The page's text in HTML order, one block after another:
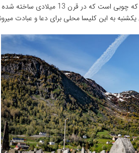
کلیسای رولدال یکی از
یکشنبه به این کلیسا محلی برای دعا و عبادت